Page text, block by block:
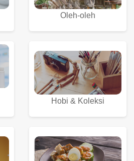
Oleh-oleh
Hobi & Koleksi